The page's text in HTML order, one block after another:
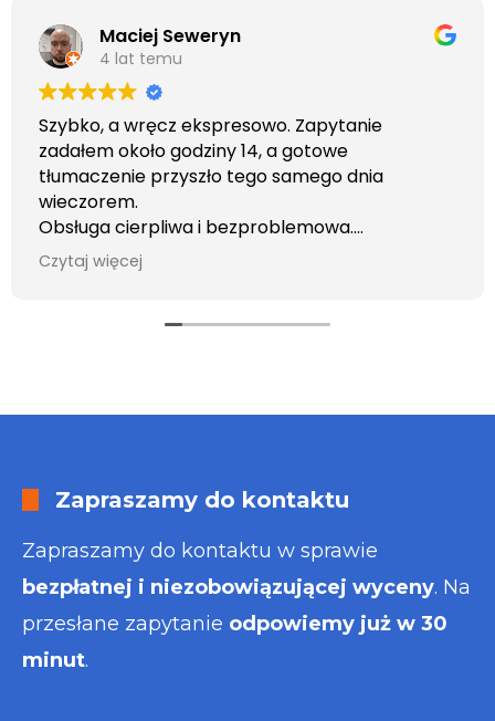
Maciej Seweryn
4 lat temu
Szybko, a wręcz ekspresowo. Zapytanie
zadałem około godziny 14, a gotowe
tłumaczenie przyszło tego samego dnia
wieczorem.
Obsługa cierpliwa i bezproblemowa.
Otrzymałem wszelkie informacje i porady jaka
usługa będzie dla mnie najlepsza. Faktura także
Czytaj więcej
Zapraszamy do kontaktu
Zapraszamy do kontaktu w sprawie
bezpłatnej i niezobowiązującej wyceny. Na
przesłane zapytanie odpowiemy już w 30
minut.